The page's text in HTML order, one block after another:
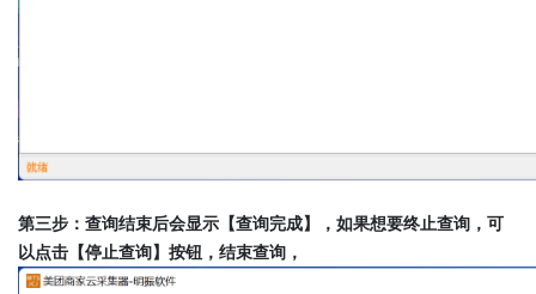
第三步：查询结束后会显示【查询完成】，如果想要终止查询，可
以点击【停止查询】按钮，结束查询，